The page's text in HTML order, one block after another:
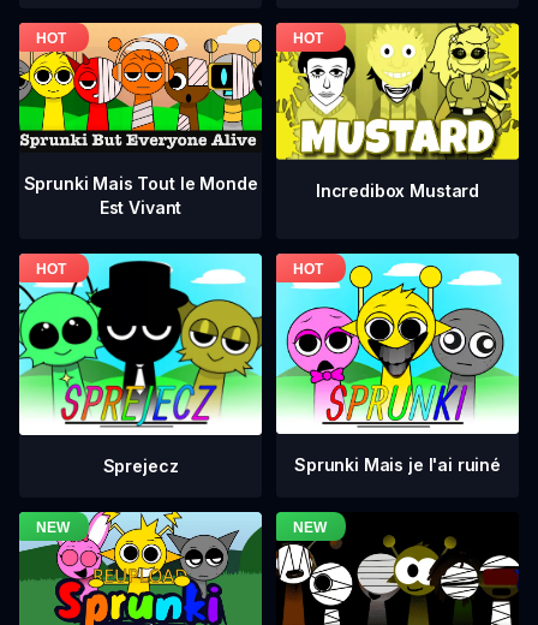
Sprunki Mais Tout le Monde
Est Vivant
Incredibox Mustard
Sprejecz Sprunki Mais je l'ai ruiné